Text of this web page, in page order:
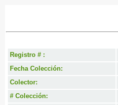
Registro # :
Fecha Colección:
Colector:
# Colección: